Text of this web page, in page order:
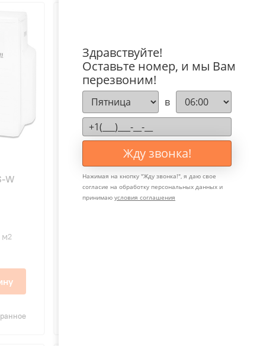
W
м2
Mitsubishi Heavy SCM60ZS-W
наружный блок
Здравствуйте!
Оставьте номер, и мы Вам
перезвоним!
в
Жду звонка!
Нажимая на кнопку "Жду звонка!", я даю свое
согласие на обработку персональных данных и
принимаю условия соглашения